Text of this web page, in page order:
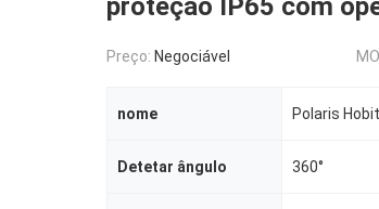
proteção IP65 com
Preço: Negociável
nome Polaris
Detetar ângulo 360°